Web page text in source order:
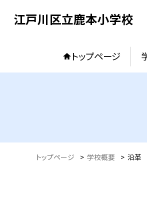
江戸川区立鹿本小学校
トップページ
トップページ > 学校概要 > 沿革